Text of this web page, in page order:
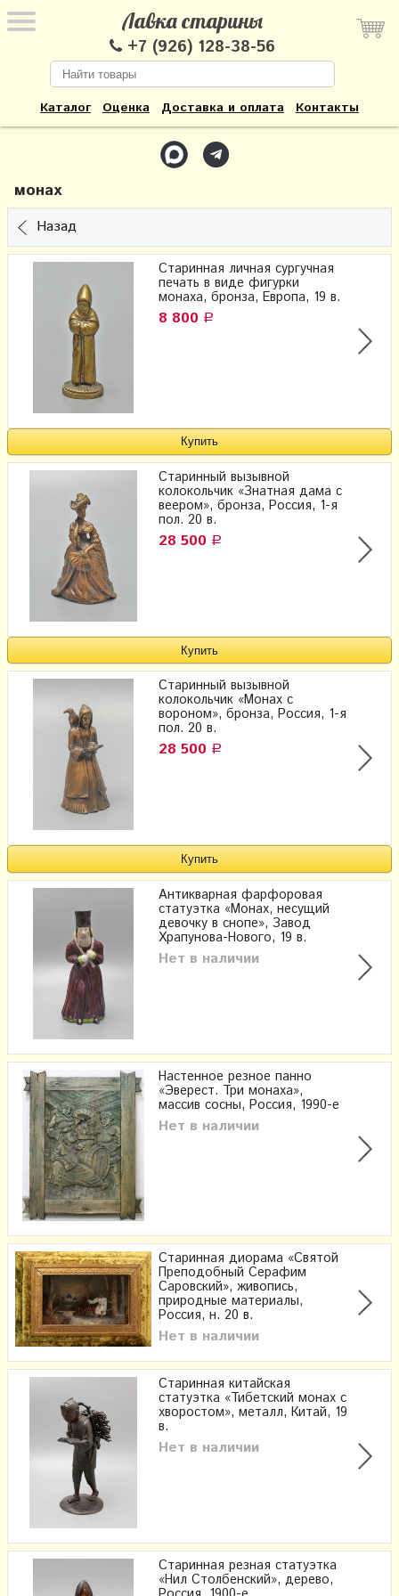
Лавка старины
+7 (926) 128-38-56
Каталог Оценка Доставка и оплата Контакты
монах
Назад
Старинная личная сургучная
печать в виде фигурки
монаха, бронза, Европа, 19 в.
8 800 Р
Старинный вызывной
колокольчик «Знатная дама с
веером»​, бронза, Россия, 1-я
пол. 20 в.
28 500 Р
Старинный вызывной
колокольчик «Монах с
вороном»​, бронза, Россия, 1-я
пол. 20 в.
28 500 Р
Антикварная фарфоровая
статуэтка «Монах, несущий
девочку в снопе», Завод
Храпунова-Нового, 19 в.
Нет в наличии
Настенное резное панно
«Эверест. Три монаха»,
массив сосны, Россия, 1990-е
Нет в наличии
Старинная диорама «Святой
Преподобный Серафим
Саровский», живопись,
природные материалы,
Россия, н. 20 в.
Нет в наличии
Старинная китайская
статуэтка «Тибетский монах с
хворостом», металл, Китай, 19
в.
Нет в наличии
Старинная резная статуэтка
«Нил Столбенский», дерево,